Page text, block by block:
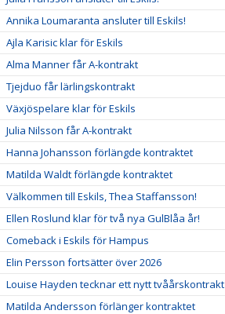
Annika Loumaranta ansluter till Eskils!
Ajla Karisic klar för Eskils
Alma Manner får A-kontrakt
Tjejduo får lärlingskontrakt
Växjöspelare klar för Eskils
Julia Nilsson får A-kontrakt
Hanna Johansson förlängde kontraktet
Matilda Waldt förlängde kontraktet
Välkommen till Eskils, Thea Staffansson!
Ellen Roslund klar för två nya GulBlåa år!
Comeback i Eskils för Hampus
Elin Persson fortsätter över 2026
Louise Hayden tecknar ett nytt tvåårskontrakt
Matilda Andersson förlänger kontraktet